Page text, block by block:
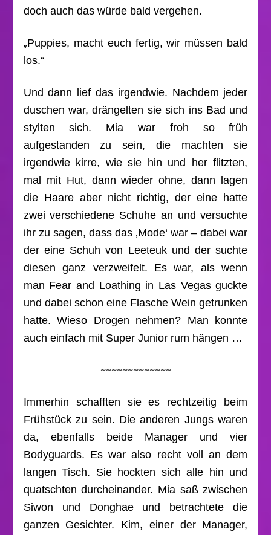
doch auch das würde bald vergehen.
„Puppies, macht euch fertig, wir müssen bald
los.“
Und dann lief das irgendwie. Nachdem jeder
duschen war, drängelten sie sich ins Bad und
stylten sich. Mia war froh so früh
aufgestanden zu sein, die machten sie
irgendwie kirre, wie sie hin und her flitzten,
mal mit Hut, dann wieder ohne, dann lagen
die Haare aber nicht richtig, der eine hatte
zwei verschiedene Schuhe an und versuchte
ihr zu sagen, dass das ‚Mode‘ war – dabei war
der eine Schuh von Leeteuk und der suchte
diesen ganz verzweifelt. Es war, als wenn
man Fear and Loathing in Las Vegas guckte
und dabei schon eine Flasche Wein getrunken
hatte. Wieso Drogen nehmen? Man konnte
auch einfach mit Super Junior rum hängen …
~~~~~~~~~~~~~
Immerhin schafften sie es rechtzeitig beim
Frühstück zu sein. Die anderen Jungs waren
da, ebenfalls beide Manager und vier
Bodyguards. Es war also recht voll an dem
langen Tisch. Sie hockten sich alle hin und
quatschten durcheinander. Mia saß zwischen
Siwon und Donghae und betrachtete die
ganzen Gesichter. Kim, einer der Manager,